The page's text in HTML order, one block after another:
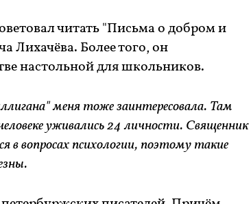
читать "Письма о добром и
Лихачёва. Более того, он
настольной для школьников.
меня тоже заинтересовала. Там
уживались 24 личности. Священник
в вопросах психологии, поэтому такие